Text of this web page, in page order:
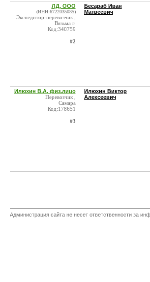
ЛД, ООО
(ИНН:6722035035)
Экспедитор-перевозчик ,
Вязьма г.
Код:340759
#2
Бесараб Иван
Матвеевич
Илюхин В.А. физ.лицо
Перевозчик ,
Самара
Код:178651
#3
Илюхин Виктор
Алексеевич
Администрация сайта не несет ответственности за